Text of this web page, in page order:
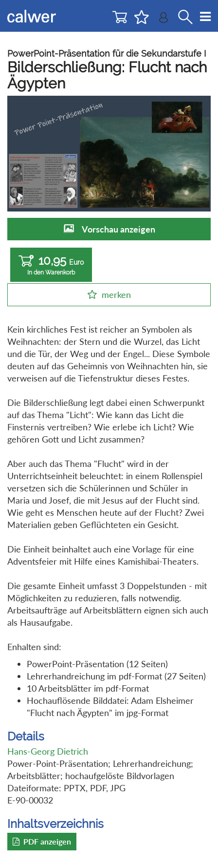
zur
Navigation
zum
Inhalt
PowerPoint-Präsentation für die Sekundarstufe I
Bilderschließung: Flucht nach
Ägypten
Vorschau anzeigen
10,95 Euro
In den Warenkorb
merken
Kein kirchliches Fest ist reicher an Symbolen als
Weihnachten: der Stern und die Wurzel, das Licht
und die Tür, der Weg und der Engel... Diese Symbole
deuten auf das Geheimnis von Weihnachten hin, sie
verweisen auf die Tiefenstruktur dieses Festes.
Die Bilderschließung legt dabei einen Schwerpunkt
auf das Thema "Licht": Wie kann das Licht die
Finsternis vertreiben? Wie erlebe ich Licht? Wie
gehören Gott und Licht zusammen?
Aber auch das Thema "Flucht" wird in der
Unterrichtseinheit beleuchtet: in einem Rollenspiel
versetzen sich die Schülerinnen und Schüler in
Maria und Josef, die mit Jesus auf der Flucht sind.
Wie geht es Menschen heute auf der Flucht? Zwei
Materialien geben Geflüchteten ein Gesicht.
Die Einheit beinhaltet auch eine Vorlage für eine
Adventsfeier mit Hilfe eines Kamishibai-Theaters.
Die gesamte Einheit umfasst 3 Doppelstunden - mit
Möglichkeiten zu reduzieren, falls notwendig.
Arbeitsaufträge auf Arbeitsblättern eignen sich auch
als Hausaufgabe.
Enhalten sind:
PowerPoint-Präsentation (12 Seiten)
Lehrerhandreichung im pdf-Format (27 Seiten)
10 Arbeitsblätter im pdf-Format
Hochauflösende Bilddatei: Adam Elsheimer
"Flucht nach Ägypten" im jpg-Format
Details
Hans-Georg Dietrich
Power-Point-Präsentation; Lehrerhandreichung;
Arbeitsblätter; hochaufgelöste Bildvorlagen
Dateiformate: PPTX, PDF, JPG
E-90-00032
Inhaltsverzeichnis
PDF anzeigen